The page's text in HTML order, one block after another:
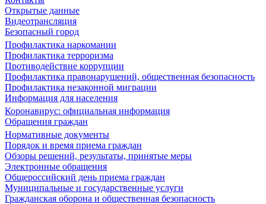
Открытые данные
Видеотрансляция
Безопасный город
Профилактика наркомании
Профилактика терроризма
Противодействие коррупции
Профилактика правонарушений, общественная безопасность
Профилактика незаконной миграции
Информация для населения
Коронавирус: официальная информация
Обращения граждан
Нормативные документы
Порядок и время приема граждан
Обзоры решений, результаты, принятые меры
Электронные обращения
Общероссийский день приема граждан
Муниципальные и государственные услуги
Гражданская оборона и общественная безопасность